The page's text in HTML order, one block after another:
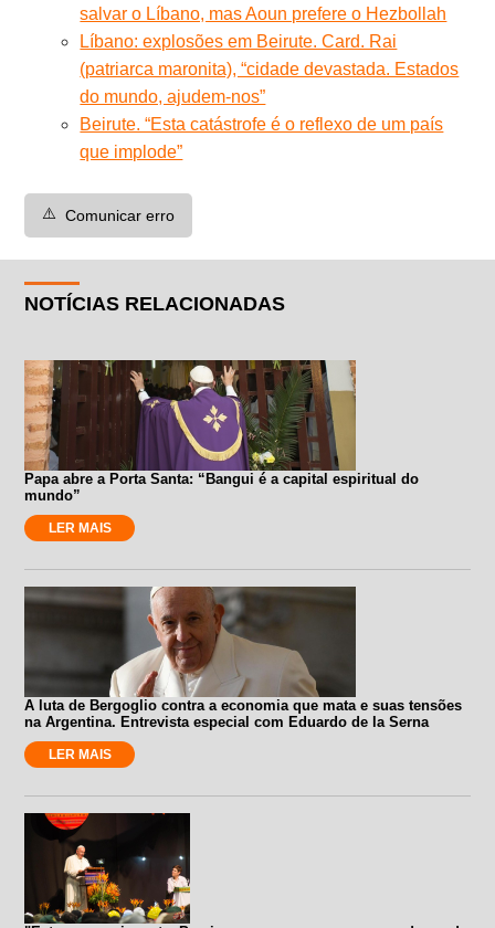
salvar o Líbano, mas Aoun prefere o Hezbollah
Líbano: explosões em Beirute. Card. Rai
(patriarca maronita), “cidade devastada. Estados
do mundo, ajudem-nos”
Beirute. “Esta catástrofe é o reflexo de um país
que implode”
⚠️ Comunicar erro
NOTÍCIAS RELACIONADAS
Papa abre a Porta Santa: “Bangui é a capital espiritual do
mundo”
LER MAIS
A luta de Bergoglio contra a economia que mata e suas tensões
na Argentina. Entrevista especial com Eduardo de la Serna
LER MAIS